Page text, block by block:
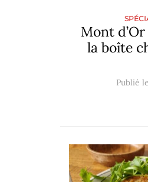
Mont
la boîte
Publié